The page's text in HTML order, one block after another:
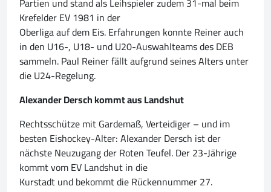
Krefelder EV 1981 in der
Oberliga auf dem Eis. Erfahrungen konnte Reiner auch
in den U16-, U18- und U20-Auswahlteams des DEB
sammeln. Paul Reiner fällt aufgrund seines Alters unter
die U24-Regelung.
Alexander Dersch kommt aus Landshut
Rechtsschütze mit Gardemaß, Verteidiger – und im
besten Eishockey-Alter: Alexander Dersch ist der
nächste Neuzugang der Roten Teufel. Der 23-Jährige
kommt vom EV Landshut in die
Kurstadt und bekommt die Rückennummer 27.